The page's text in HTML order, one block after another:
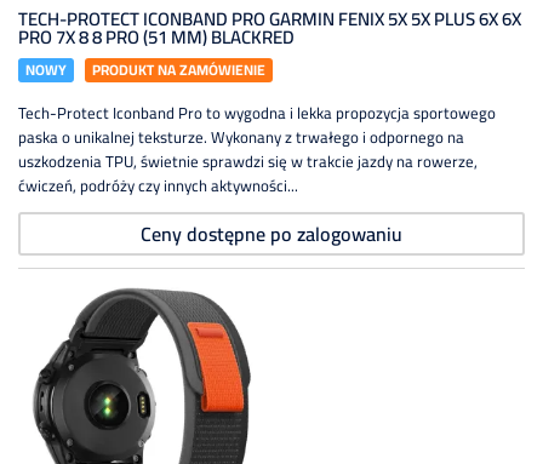
TECH-PROTECT ICONBAND PRO GARMIN FENIX 5X 5X PLUS 6X 6X
PRO 7X 8 8 PRO (51 MM) BLACKRED
NOWY PRODUKT NA ZAMÓWIENIE
Tech-Protect Iconband Pro to wygodna i lekka propozycja sportowego
paska o unikalnej teksturze. Wykonany z trwałego i odpornego na
uszkodzenia TPU, świetnie sprawdzi się w trakcie jazdy na rowerze,
ćwiczeń, podróży czy innych aktywności...
Ceny dostępne po zalogowaniu